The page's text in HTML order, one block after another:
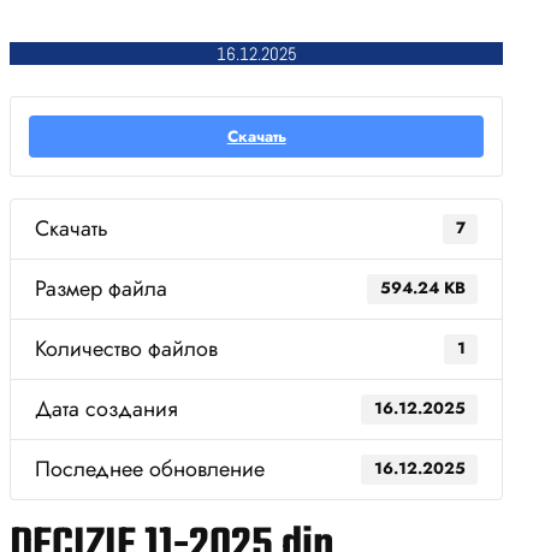
16.12.2025
Скачать
Скачать 7
Размер файла 594.24 KB
Количество файлов 1
Дата создания 16.12.2025
Последнее обновление 16.12.2025